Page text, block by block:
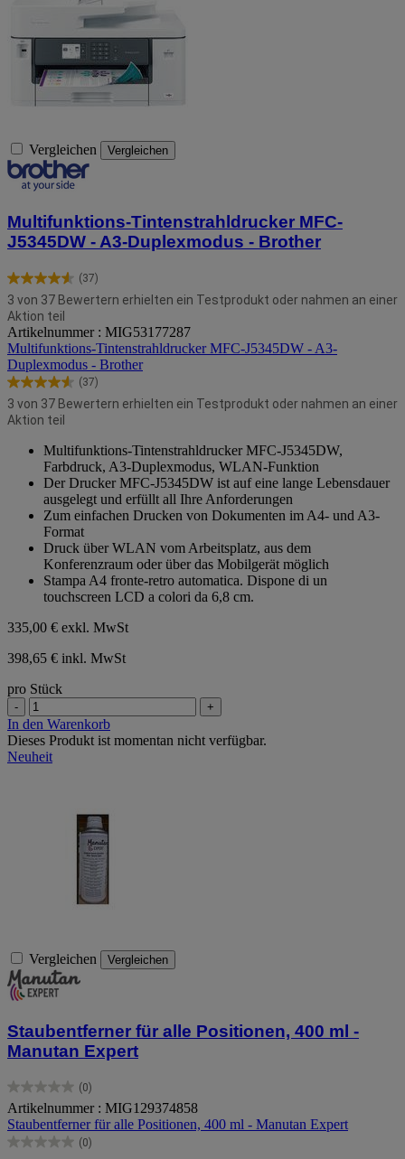
Vergleichen Vergleichen
Multifunktions-Tintenstrahldrucker MFC-
J5345DW - A3-Duplexmodus - Brother
(37)
4.6
von
5
Sternen.
37
Bewertungen
3 von 37 Bewertern erhielten ein Testprodukt oder nahmen an einer
Aktion teil
Artikelnummer : MIG53177287
Multifunktions-Tintenstrahldrucker MFC-J5345DW - A3-
Duplexmodus - Brother
(37)
4.6
von
5
Bewertungen
3 von 37 Bewertern erhielten ein Testprodukt oder nahmen an einer
Aktion teil
Multifunktions-Tintenstrahldrucker MFC-J5345DW,
Farbdruck, A3-Duplexmodus, WLAN-Funktion
Der Drucker MFC-J5345DW ist auf eine lange Lebensdauer
ausgelegt und erfüllt all Ihre Anforderungen
Zum einfachen Drucken von Dokumenten im A4- und A3-
Format
Druck über WLAN vom Arbeitsplatz, aus dem
Konferenzraum oder über das Mobilgerät möglich
Stampa A4 fronte-retro automatica. Dispone di un
touchscreen LCD a colori da 6,8 cm.
335,00 € exkl. MwSt
398,65 € inkl. MwSt
pro Stück
- +
In den Warenkorb
Dieses Produkt ist momentan nicht verfügbar.
Neuheit
Vergleichen Vergleichen
Staubentferner für alle Positionen, 400 ml -
Manutan Expert
(0)
0.0
von
5
Sternen.
Artikelnummer : MIG129374858
Staubentferner für alle Positionen, 400 ml - Manutan Expert
(0)
0.0